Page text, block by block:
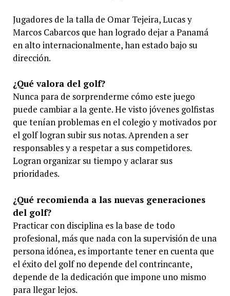
Jugadores de la talla de Omar Tejeira, Lucas y
Marcos Cabarcos que han logrado dejar a Panamá
en alto internacionalmente, han estado bajo su
dirección.
¿Qué valora del golf?
Nunca para de sorprenderme cómo este juego
puede cambiar a la gente. He visto jóvenes golfistas
que tenían problemas en el colegio y motivados por
el golf logran subir sus notas. Aprenden a ser
responsables y a respetar a sus competidores.
Logran organizar su tiempo y aclarar sus
prioridades.
¿Qué recomienda a las nuevas generaciones
del golf?
Practicar con disciplina es la base de todo
profesional, más que nada con la supervisión de una
persona idónea, es importante tener en cuenta que
el éxito del golf no depende del contrincante,
depende de la dedicación que impone uno mismo
para llegar lejos.